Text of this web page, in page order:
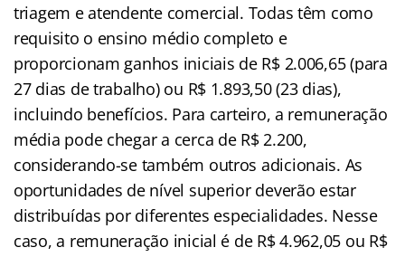
triagem e atendente comercial. Todas têm como
requisito o ensino médio completo e
proporcionam ganhos iniciais de R$ 2.006,65 (para
27 dias de trabalho) ou R$ 1.893,50 (23 dias),
incluindo benefícios. Para carteiro, a remuneração
média pode chegar a cerca de R$ 2.200,
considerando-se também outros adicionais. As
oportunidades de nível superior deverão estar
distribuídas por diferentes especialidades. Nesse
caso, a remuneração inicial é de R$ 4.962,05 ou R$